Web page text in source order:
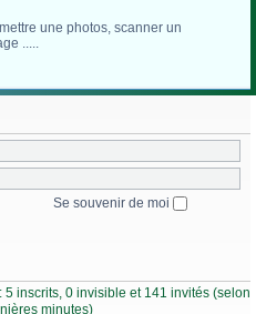
une photos, scanner un
.....
Se souvenir de moi
5 inscrits, 0 invisible et 141 invités (selon
minutes)